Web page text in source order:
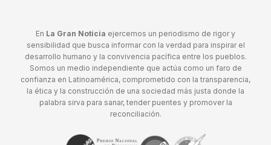
En La Gran Noticia ejercemos un periodismo de rigor y
sensibilidad que busca informar con la verdad para inspirar el
desarrollo humano y la convivencia pacífica entre los pueblos.
Somos un medio independiente que actúa como un faro de
confianza en Latinoamérica, comprometido con la transparencia,
la ética y la construcción de una sociedad más justa donde la
palabra sirva para sanar, tender puentes y promover la
reconciliación.